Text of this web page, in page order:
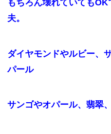
もちろん壊れていても
夫。
ダイヤモンドやルビー、
パール
サンゴやオパール、翡翠